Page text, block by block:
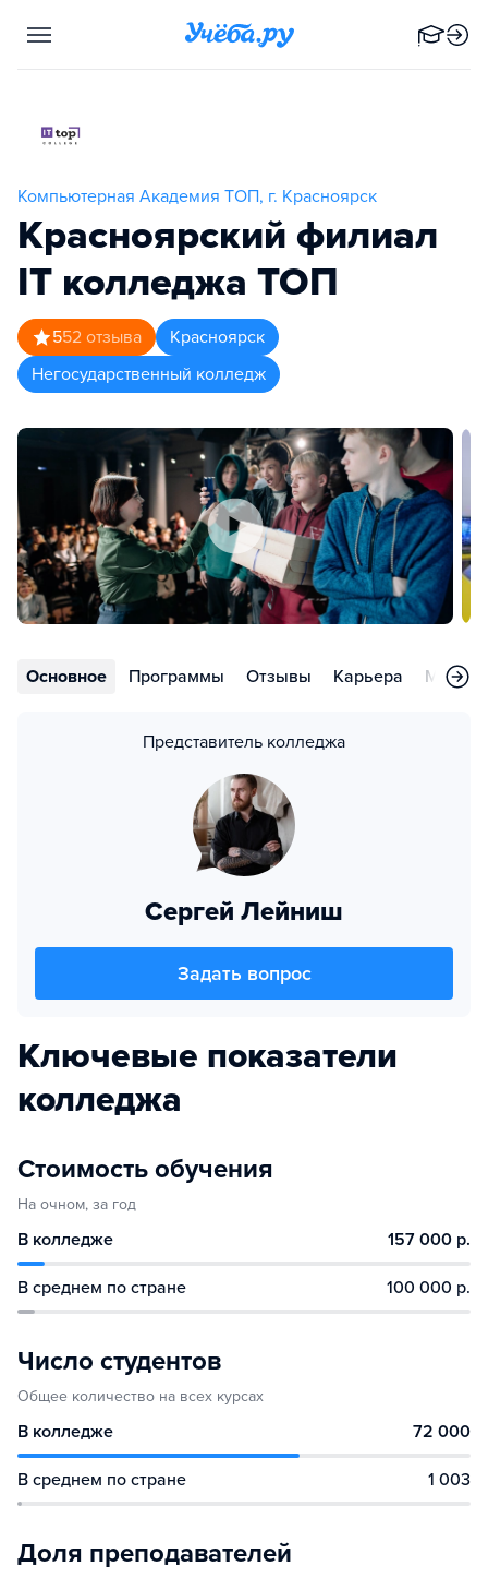
Компьютерная Академия TOП, г. Красноярск
Красноярский филиал
IT колледжа TOП
552 отзыва
Красноярск
Негосударственный колледж
Основное Программы Отзывы Карьера
Представитель колледжа
Сергей Лейниш
Задать вопрос
Ключевые показатели
колледжа
Стоимость обучения
На очном, за год
В колледже 157 000 р.
В среднем по стране 100 000 р.
Число студентов
Общее количество на всех курсах
В колледже 72 000
В среднем по стране 1 003
Доля преподавателей